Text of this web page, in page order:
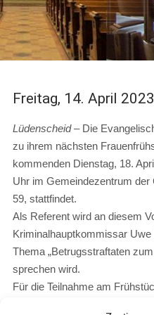
Freitag, 14. April 2023
Lüdenscheid– Die
zu ihrem nächsten
kommenden Dienstag, 18.
Uhr im Gemeindezentrum
59, stattfindet.
Als Referent wird an diesem
Kriminalhauptkommissar
Thema „Betrugsstraftaten
sprechen wird.
Für die Teilnahme am